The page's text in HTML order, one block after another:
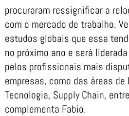
procuraram ressignificar a
com o mercado de trabalho.
estudos globais que essa
no próximo ano e será
pelos profissionais mais
empresas, como das áreas de
Tecnologia, Supply Chain,
complementa Fabio.